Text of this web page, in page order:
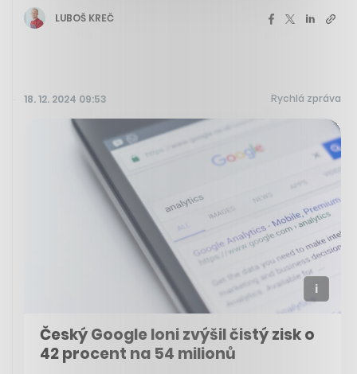
LUBOŠ KREČ
18. 12. 2024 09:53 Rychlá zpráva
Český Google loni zvýšil čistý zisk o
42 procent na 54 milionů